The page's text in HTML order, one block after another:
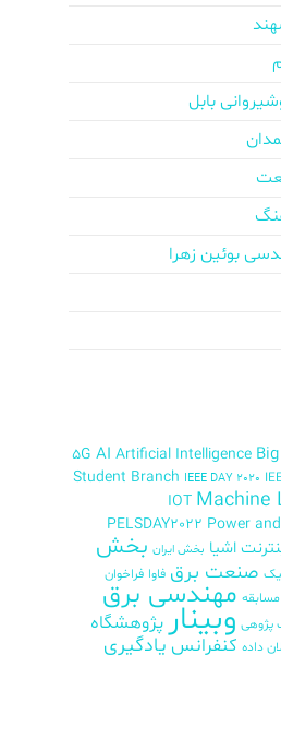
بابل
بوئین زهرا
5G AI Artificial Intelligence
Student Branch IEEE DAY 2020
IOT Machine
PELSDAY2022 Power
اشیا بخش ایران بخش
صنعت برق فاوا فراخوان
مسابقه مهندسی برق
پژوهی وبینارپژوهشگاه
داده کنفرانس یادگیری